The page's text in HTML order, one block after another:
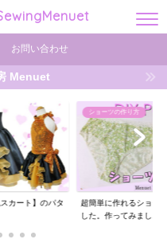
お問い合わせ
Menuet
型紙を用意しま
ショーツの作り方
ギャザーがエレガント
ーツの作り方【型紙...